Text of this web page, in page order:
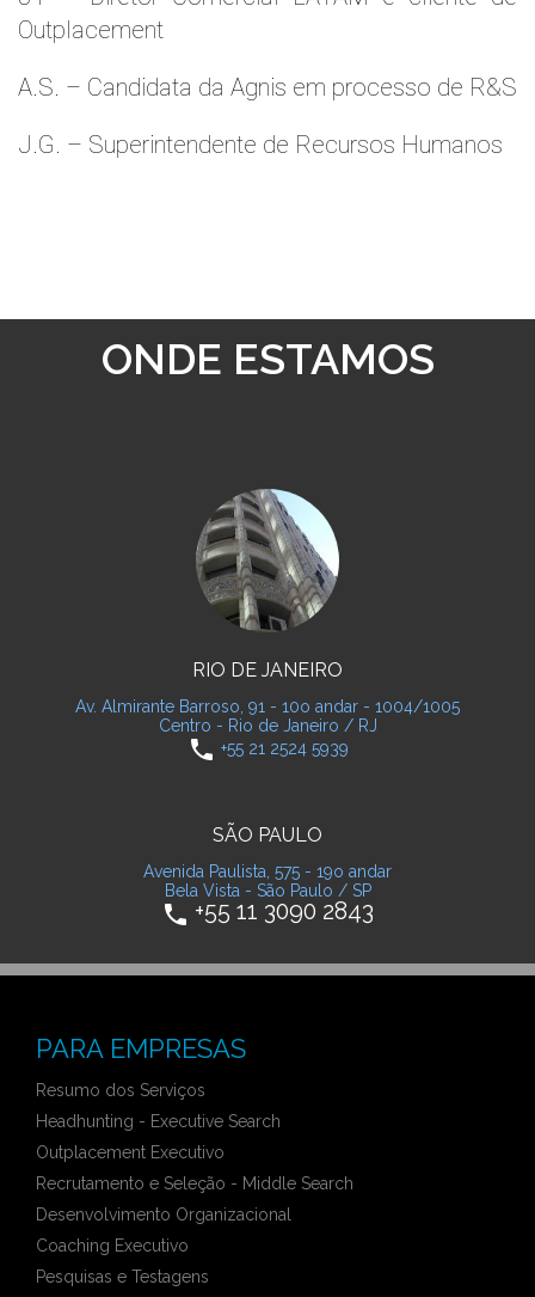
Outplacement
A.S. – Candidata da Agnis em processo de R&S
J.G. – Superintendente de Recursos Humanos
ONDE ESTAMOS
RIO DE JANEIRO
Av. Almirante Barroso, 91 - 10o andar - 1004/1005
Centro - Rio de Janeiro / RJ
phone +55 21 2524 5939
SÃO PAULO
Avenida Paulista, 575 - 19o andar
Bela Vista - São Paulo / SP
phone +55 11 3090 2843
PARA EMPRESAS
Resumo dos Serviços
Headhunting - Executive Search
Outplacement Executivo
Recrutamento e Seleção - Middle Search
Desenvolvimento Organizacional
Coaching Executivo
Pesquisas e Testagens